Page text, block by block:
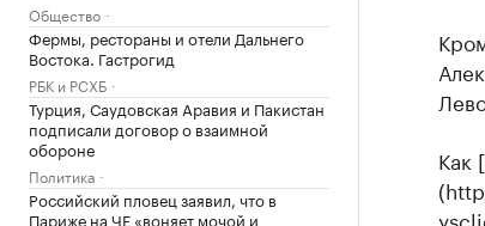
Общество
Фермы, рестораны и отели Дальнего
Востока. Гастрогид
РБК и РСХБ
Турция, Саудовская Аравия и Пакистан
подписали договор о взаимной
обороне
Политика
Российский пловец заявил, что в
Париже на ЧЕ «воняет мочой и
Как